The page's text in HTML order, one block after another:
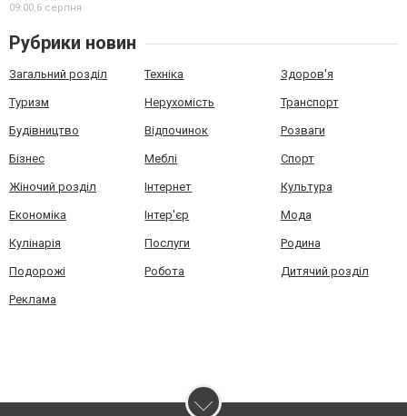
09:00,6 серпня
Рубрики новин
Загальний розділ Техніка Здоров'я
Туризм Нерухомість Транспорт
Будівництво Відпочинок Розваги
Бізнес Меблі Спорт
Жіночий розділ Інтернет Культура
Економіка Інтер'єр Мода
Кулінарія Послуги Родина
Подорожі Робота Дитячий розділ
Реклама